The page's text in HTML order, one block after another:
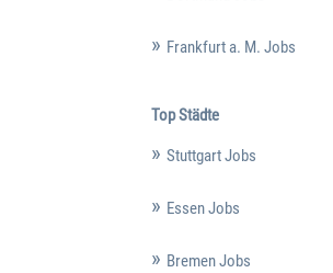
Frankfurt a. M. Jobs
Top Städte
Stuttgart Jobs
Essen Jobs
Bremen Jobs